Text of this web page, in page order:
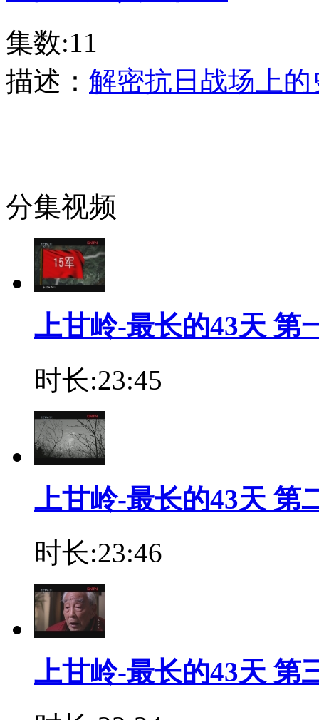
集数:11
描述： 解密抗日战场上
分集视频
上甘岭-最长的43天 第
时长:23:45
上甘岭-最长的43天 第
时长:23:46
上甘岭-最长的43天 第